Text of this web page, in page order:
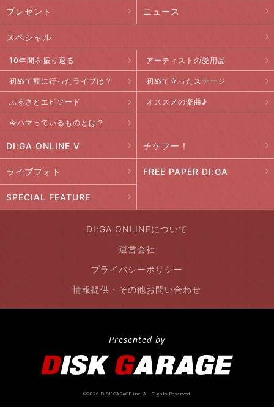
プレゼント ニュース
スペシャル
10年間を振り返る アーティストの愛用品
初めて観に行ったライブは？ 初めて立ったステージ
ふるさとエピソード オススメの楽曲♪
今ハマっているものとは？
DI:GA ONLINE V チケフー！
ライブフォト FREE PAPER DI:GA
SPECIAL FEATURE
DI:GA ONLINEについて
運営会社
プライバシーポリシー
情報提供・その他お問い合わせ
Presented by
©2026 DISK GARAGE inc. All Rights Reserved.